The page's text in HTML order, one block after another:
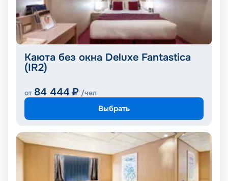
Каюта без окна Deluxe Fantastica
(IR2)
от 84 444 ₽ /чел
Выбрать